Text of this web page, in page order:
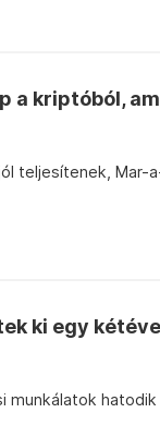
a kriptóból,
teljesítenek, Mar-
ki egy
hatodik